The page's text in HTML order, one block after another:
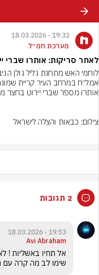
19:32 - 18.03.2026
מערכת חמ״ל
לאחר סריקות: אותרו שברי
צילום: כבאות והצלה לישראל
2 תגובות
19:53 - 18.03.2026
Avi Abraham
שימו לב מה קרה עם